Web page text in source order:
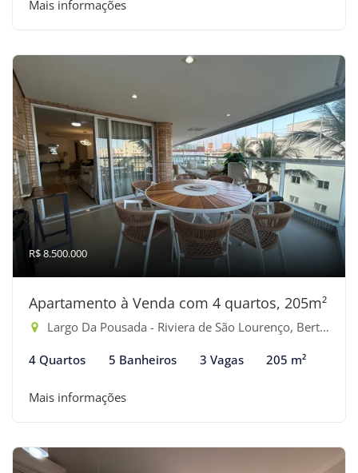
Mais informações
R$ 8.500.000
Apartamento à Venda com 4 quartos, 205m²
Largo Da Pousada - Riviera de São Lourenço, Bertioga-SP
4 Quartos 5 Banheiros 3 Vagas 205 m²
Mais informações